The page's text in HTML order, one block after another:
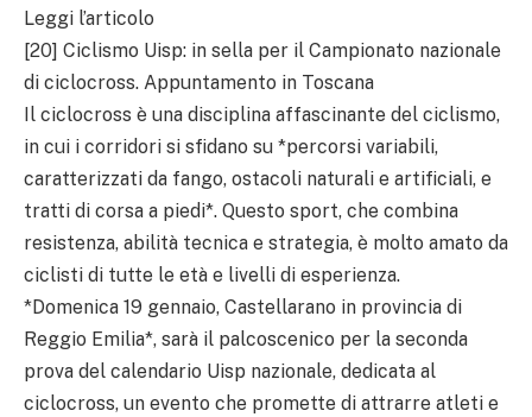
Leggi l’articolo
[20] Ciclismo Uisp: in sella per il Campionato nazionale
di ciclocross. Appuntamento in Toscana
Il ciclocross è una disciplina affascinante del ciclismo,
in cui i corridori si sfidano su *percorsi variabili,
caratterizzati da fango, ostacoli naturali e artificiali, e
tratti di corsa a piedi*. Questo sport, che combina
resistenza, abilità tecnica e strategia, è molto amato da
ciclisti di tutte le età e livelli di esperienza.
*Domenica 19 gennaio, Castellarano in provincia di
Reggio Emilia*, sarà il palcoscenico per la seconda
prova del calendario Uisp nazionale, dedicata al
ciclocross, un evento che promette di attrarre atleti e